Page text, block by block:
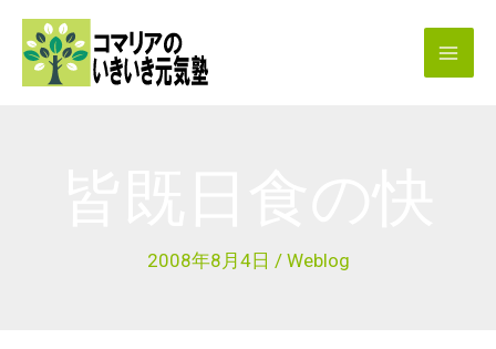
2008年8月4日 / Weblog